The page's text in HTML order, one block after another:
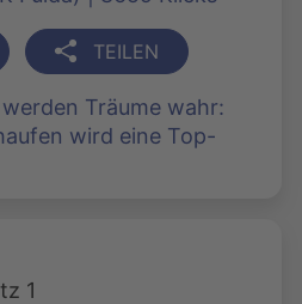
TEILEN
Träume wahr:
wird eine Top-
1